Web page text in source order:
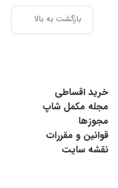
بازگشت به بالا
خرید اقساطی
مجله مکمل شاپ
مجوزها
قوانین و مقررات
نقشه سایت